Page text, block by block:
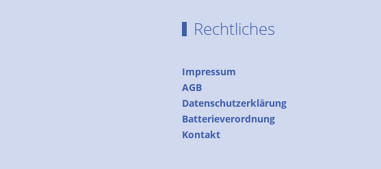
Rechtliches
Impressum
AGB
Datenschutzerklärung
Batterieverordnung
Kontakt